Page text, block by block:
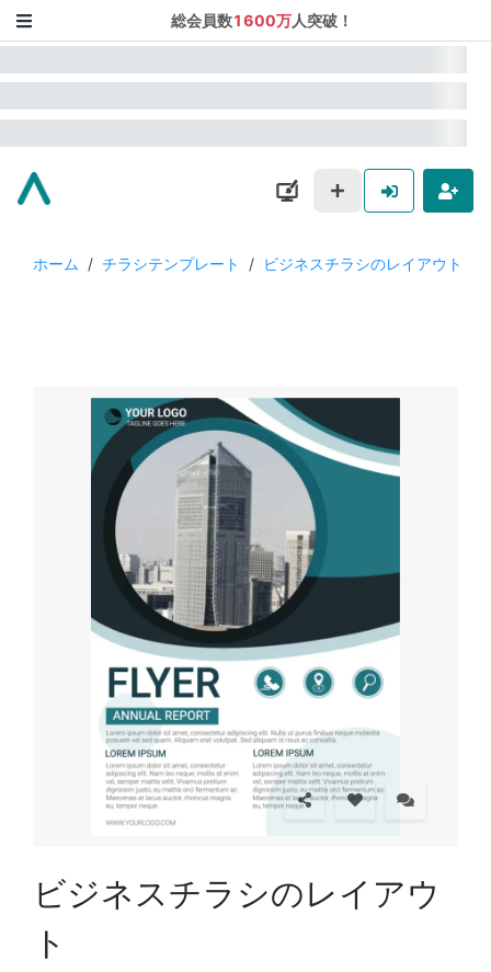
総会員数1600万人突破！
ホーム / チラシテンプレート / ビジネスチラシのレイアウト
ビジネスチラシのレイアウ
ト